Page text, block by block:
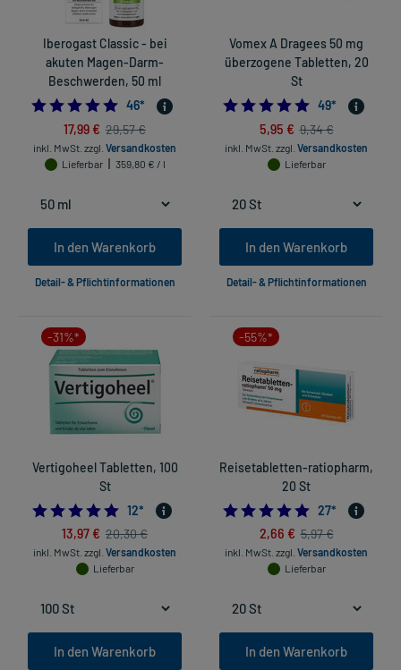
Iberogast Classic - bei
akuten Magen-Darm-
Beschwerden, 50 ml
4.978260869565218
46*
17,99 € 29,57 €
inkl. MwSt. zzgl. Versandkosten
Lieferbar
359,80 € / l
In den Warenkorb
Detail- & Pflichtinformationen
Vomex A Dragees 50 mg
überzogene Tabletten, 20
St
49*
5,95 € 9,34 €
inkl. MwSt. zzgl. Versandkosten
Lieferbar
In den Warenkorb
Detail- & Pflichtinformationen
-31%*
Vertigoheel Tabletten, 100
St
4.75
12*
13,97 € 20,30 €
inkl. MwSt. zzgl. Versandkosten
Lieferbar
In den Warenkorb
-55%*
Reisetabletten-ratiopharm,
20 St
27*
2,66 € 5,97 €
inkl. MwSt. zzgl. Versandkosten
Lieferbar
In den Warenkorb